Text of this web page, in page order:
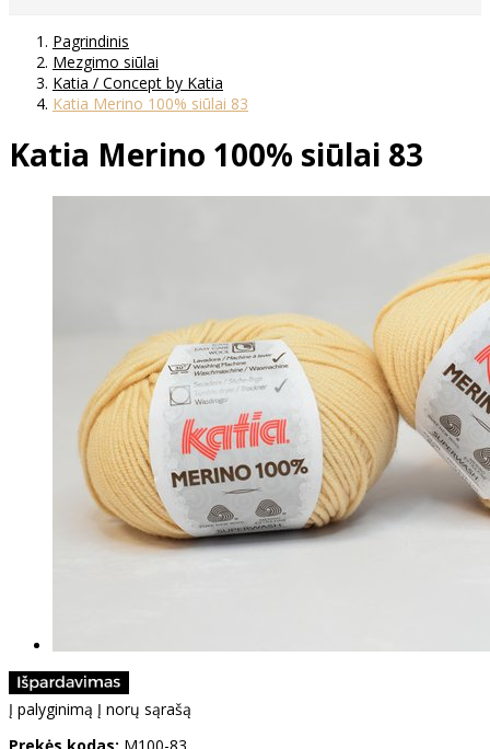
Pagrindinis
Mezgimo siūlai
Katia / Concept by Katia
Katia Merino 100% siūlai 83
Katia Merino 100% siūlai 83
Į palyginimą Į norų sąrašą